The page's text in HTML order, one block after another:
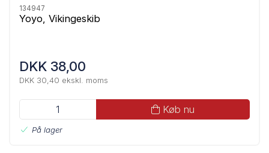
134947
Yoyo, Vikingeskib
DKK 38,00
DKK 30,40 ekskl. moms
Køb nu
På lager